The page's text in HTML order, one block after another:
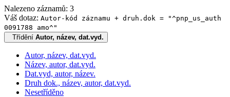
Nalezeno záznamů: 3
Váš dotaz: Autor-kód záznamu + druh.dok = "^pnp_us_auth
0091788 amo^"
Třídění Autor, název, dat.vyd.
Autor, název, dat.vyd.
Název, autor, dat.vyd.
Dat.vyd, autor, název.
Druh dok., název, autor, dat.vyd.
Nesetříděno